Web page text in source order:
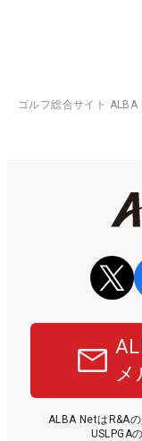
ゴルフ総合サイト ALBA
ALBA NetはR&A
USLPGA